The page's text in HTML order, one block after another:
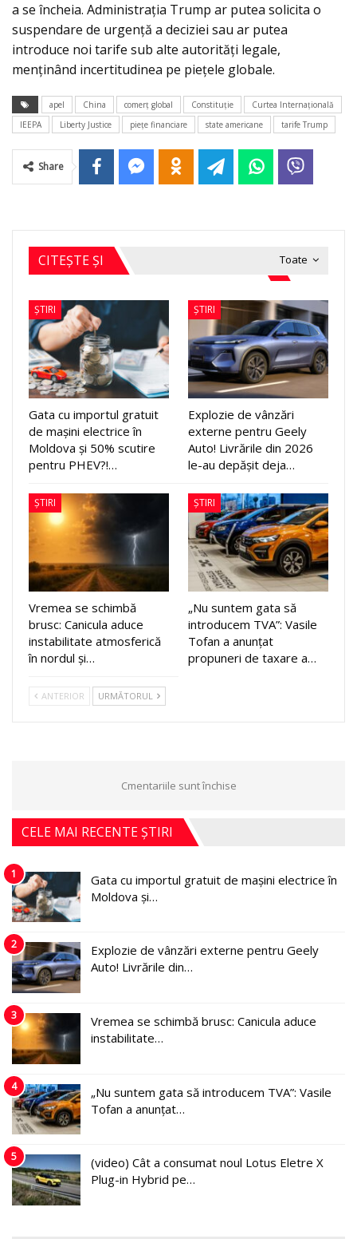
a se încheia. Administrația Trump ar putea solicita o
suspendare de urgență a deciziei sau ar putea
introduce noi tarife sub alte autorități legale,
menținând incertitudinea pe piețele globale.
apel China comerț global Constituție
Curtea Internațională
IEEPA
Liberty Justice piețe financiare state americane tarife Trump
Share
Toate
CITEȘTE ȘI
ȘTIRI
Gata cu importul gratuit
de mașini electrice în
Moldova și 50% scutire
pentru PHEV?!…
ȘTIRI
Explozie de vânzări
externe pentru Geely
Auto! Livrările din 2026
le-au depășit deja…
ȘTIRI
Vremea se schimbă
brusc: Canicula aduce
instabilitate atmosferică
în nordul și…
ȘTIRI
„Nu suntem gata să
introducem TVA”: Vasile
Tofan a anunțat
propuneri de taxare a…
ANTERIOR URMĂTORUL
Cmentariile sunt închise
CELE MAI RECENTE ȘTIRI
1
Gata cu importul gratuit de mașini electrice în
Moldova și…
2
Explozie de vânzări externe pentru Geely
Auto! Livrările din…
3
Vremea se schimbă brusc: Canicula aduce
instabilitate…
4
„Nu suntem gata să introducem TVA”: Vasile
Tofan a anunțat…
5
(video) Cât a consumat noul Lotus Eletre X
Plug-in Hybrid pe…